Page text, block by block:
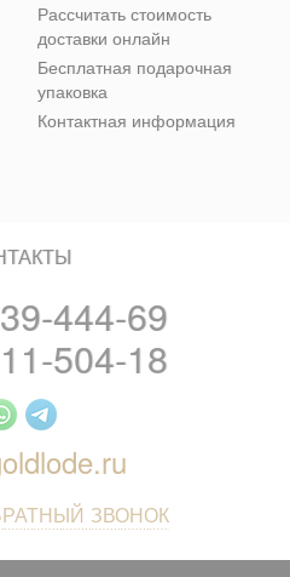
Рассчитать стоимость
доставки онлайн
Бесплатная подарочная
упаковка
Контактная информация
444-69
504-18
ЗВОНОК